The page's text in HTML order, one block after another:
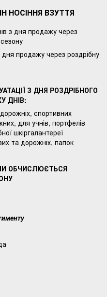
НОСІННЯ ВЗУТТЯ
з дня продажу через
дня продажу через роздрібну
З ДНЯ РОЗДРІБНОГО
ДНІВ:
спортивних
для учнів, портфелів
шкіргалантереї
та дорожніх, папок
ОБЧИСЛЮЄТЬСЯ